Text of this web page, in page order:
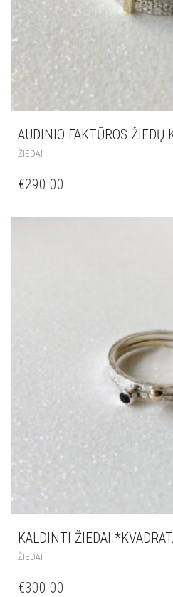
AUDINIO FAKTŪROS ŽIEDŲ
ŽIEDAI
€290.00
KALDINTI ŽIEDAI
ŽIEDAI
€300.00